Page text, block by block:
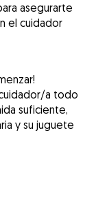
asegurarte
el cuidador
a todo
suficiente,
y su juguete